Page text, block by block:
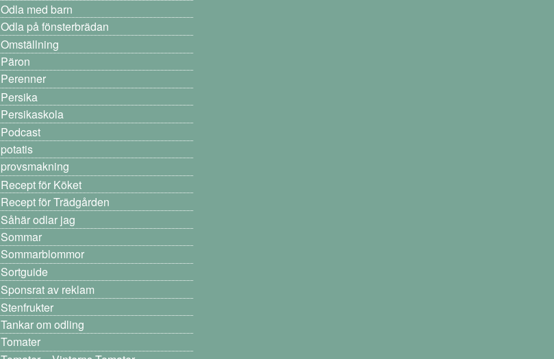
Odla med barn
Odla på fönsterbrädan
Omställning
Päron
Perenner
Persika
Persikaskola
Podcast
potatis
provsmakning
Recept för Köket
Recept för Trädgården
Såhär odlar jag
Sommar
Sommarblommor
Sortguide
Sponsrat av reklam
Stenfrukter
Tankar om odling
Tomater